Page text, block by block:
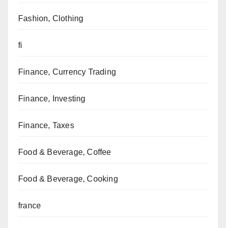
Fashion, Clothing
fi
Finance, Currency Trading
Finance, Investing
Finance, Taxes
Food & Beverage, Coffee
Food & Beverage, Cooking
france